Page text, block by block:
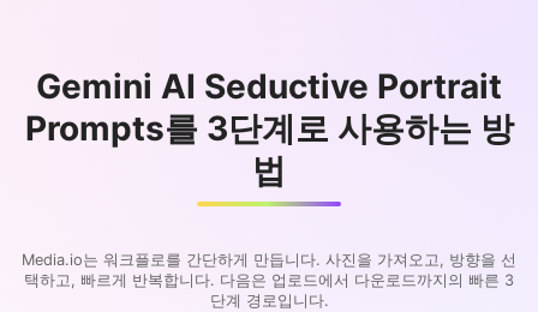
Gemini AI Seductive Portrait
Prompts를 3단계로 사용하는 방
법
Media.io는 워크플로를 간단하게 만듭니다. 사진을 가져오고, 방향을 선
택하고, 빠르게 반복합니다. 다음은 업로드에서 다운로드까지의 빠른 3
단계 경로입니다.